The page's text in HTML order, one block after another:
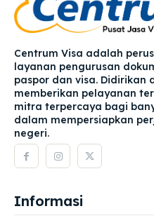
Centrum Visa adalah
layanan pengurusan
paspor dan visa. Didirikan
memberikan pelayanan
mitra terpercaya bagi
dalam mempersiapkan
negeri.
Informasi